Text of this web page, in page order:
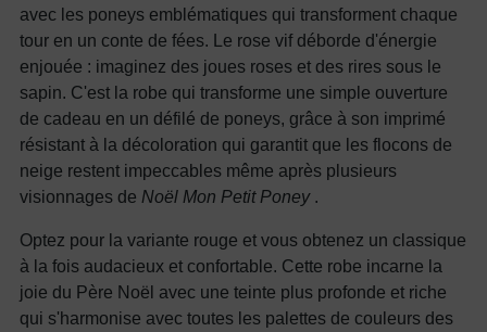
avec les poneys emblématiques qui transforment chaque
tour en un conte de fées. Le rose vif déborde d'énergie
enjouée : imaginez des joues roses et des rires sous le
sapin. C'est la robe qui transforme une simple ouverture
de cadeau en un défilé de poneys, grâce à son imprimé
résistant à la décoloration qui garantit que les flocons de
neige restent impeccables même après plusieurs
visionnages de Noël Mon Petit Poney.
Optez pour la variante rouge et vous obtenez un classique
à la fois audacieux et confortable. Cette robe incarne la
joie du Père Noël avec une teinte plus profonde et riche
qui s'harmonise avec toutes les palettes de couleurs des